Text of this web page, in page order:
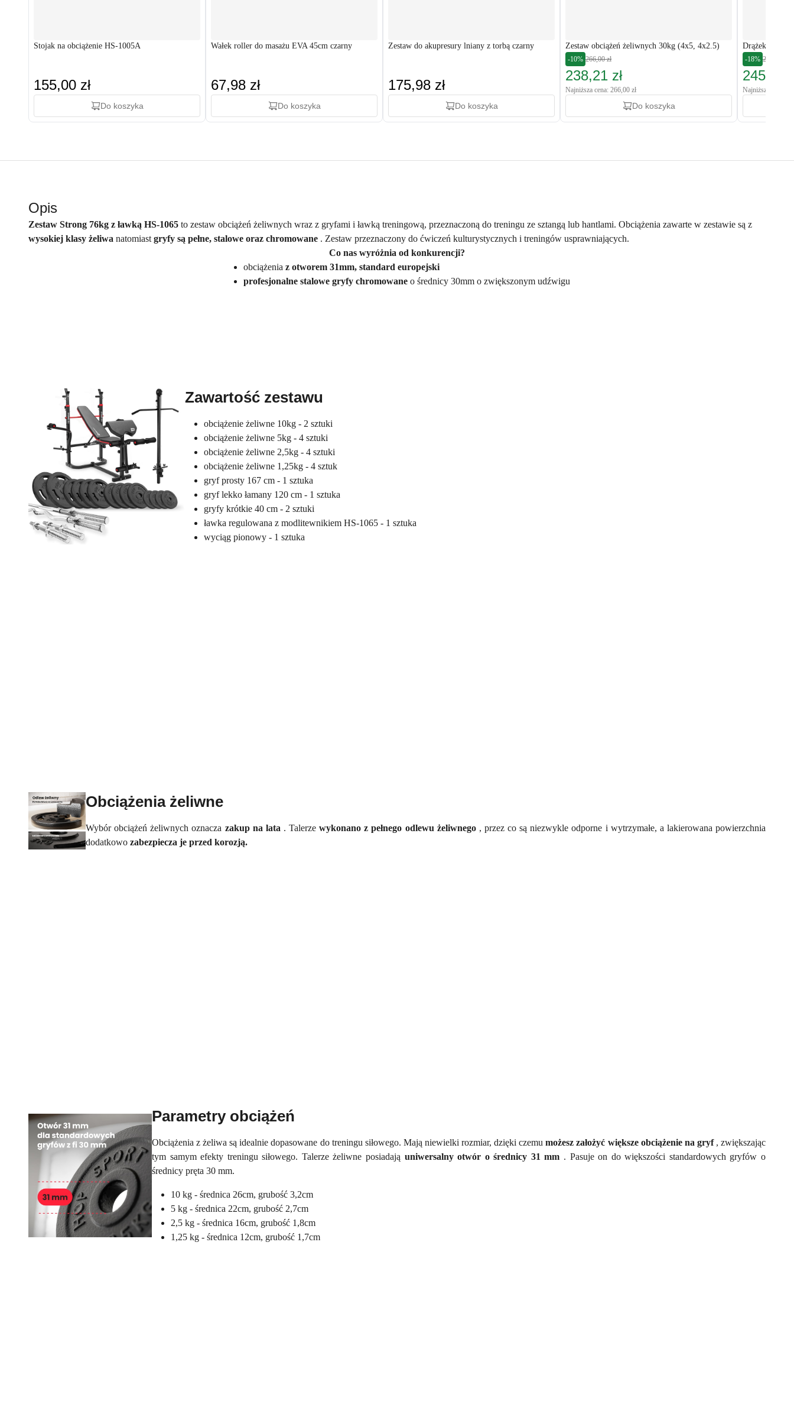
Stojak na obciążenie HS-1005A
155,00 zł
Do koszyka
Wałek roller do masażu EVA 45cm czarny
67,98 zł
Do koszyka
Zestaw do akupresury lniany z torbą czarny
175,98 zł
Do koszyka
Zestaw obciążeń żeliwnych 30kg (4x5, 4x2.5)
-10% 266,00 zł
238,21 zł
Najniższa cena: 266,00 zł
Do koszyka
Drążek
-18% 298,00 zł
245,00
Najniższa cena:
Opis
Zestaw Strong 76kg z ławką HS-1065 to zestaw obciążeń żeliwnych wraz z gryfami i ławką treningową, przeznaczoną do treningu ze sztangą lub hantlami. Obciążenia zawarte w zestawie są z
wysokiej klasy żeliwa natomiast gryfy są pełne, stalowe oraz chromowane . Zestaw przeznaczony do ćwiczeń kulturystycznych i treningów usprawniających.
Co nas wyróżnia od konkurencji?
obciążenia z otworem 31mm, standard europejski
profesjonalne stalowe gryfy chromowane o średnicy 30mm o zwiększonym udźwigu
Zawartość zestawu
obciążenie żeliwne 10kg - 2 sztuki
obciążenie żeliwne 5kg - 4 sztuki
obciążenie żeliwne 2,5kg - 4 sztuki
obciążenie żeliwne 1,25kg - 4 sztuk
gryf prosty 167 cm - 1 sztuka
gryf lekko łamany 120 cm - 1 sztuka
gryfy krótkie 40 cm - 2 sztuki
ławka regulowana z modlitewnikiem HS-1065 - 1 sztuka
wyciąg pionowy - 1 sztuka
Obciążenia żeliwne
Wybór obciążeń żeliwnych oznacza zakup na lata . Talerzewykonano z pełnego odlewu żeliwnego , przez co są niezwykle odporne i wytrzymałe, a lakierowana powierzchnia
dodatkowo zabezpiecza je przed korozją.
Parametry obciążeń
Obciążenia z żeliwa są idealnie dopasowane do treningu siłowego. Mają niewielki rozmiar, dzięki czemumożesz założyć większe obciążenie na gryf , zwiększając
tym samym efekty treningu siłowego. Talerze żeliwne posiadają uniwersalny otwór o średnicy 31 mm . Pasuje on do większości standardowych gryfów o
średnicy pręta 30 mm.
10 kg - średnica 26cm, grubość 3,2cm
5 kg - średnica 22cm, grubość 2,7cm
2,5 kg - średnica 16cm, grubość 1,8cm
1,25 kg - średnica 12cm, grubość 1,7cm